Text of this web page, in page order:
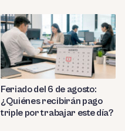
Feriado del 6 de agosto:
¿Quiénes recibirán pago
triple por trabajar este día?